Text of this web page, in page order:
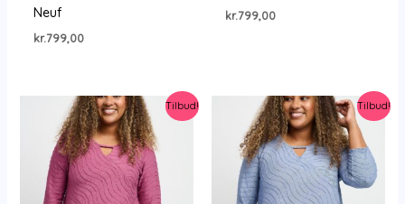
Neuf
kr.799,00
kr.799,00
Tilbud! Tilbud!